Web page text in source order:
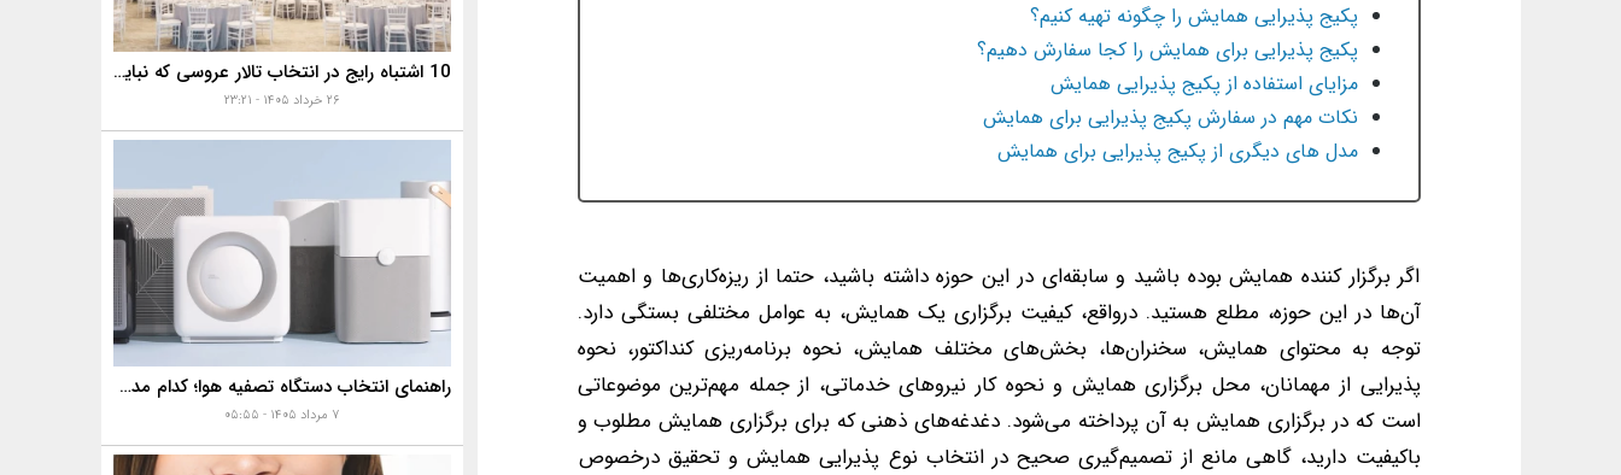
پکیج پذیرایی همایش را چگونه تهیه کنیم؟
پکیج پذیرایی برای همایش را کجا سفارش دهیم؟
مزایای استفاده از پکیج پذیرایی همایش
نکات مهم در سفارش پکیج پذیرایی برای همایش
مدل های دیگری از پکیج پذیرایی برای همایش
اگر برگزار کننده همایش بوده باشید و سابقه‌ای در این حوزه داشته باشید، حتما از ریزه‌کاری‌ها و اهمیت
آن‌ها در این حوزه، مطلع هستید. درواقع، کیفیت برگزاری یک همایش، به عوامل مختلفی بستگی دارد.
توجه به محتوای همایش، سخنران‌ها، بخش‌های مختلف همایش، نحوه برنامه‌ریزی کنداکتور، نحوه
پذیرایی از مهمانان، محل برگزاری همایش و نحوه کار نیروهای خدماتی، از جمله مهم‌ترین موضوعاتی
است که در برگزاری همایش به آن پرداخته می‌شود. دغدغه‌های ذهنی که برای برگزاری همایش مطلوب و
باکیفیت دارید، گاهی مانع از تصمیم‌گیری صحیح در انتخاب نوع پذیرایی همایش و تحقیق درخصوص
10 اشتباه رایج در انتخاب تالار عروسی که نباید مرتکب شوید!✅
۲۶ خرداد ۱۴۰۵ - ۲۳:۲۱
راهنمای انتخاب دستگاه تصفیه هوا؛ کدام مدل برای آلودگی هوا
۷ مرداد ۱۴۰۵ - ۰۵:۵۵